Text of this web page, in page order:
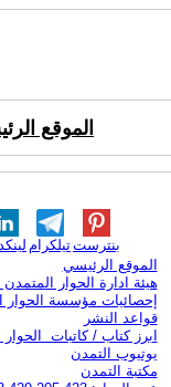
الموقع
تيلكرامبنترست
الموقع الرئيسي
هيئة ادارة الحوار المتمدن
إحصائيات مؤسسة الحوار
قواعد النشر
ابرز كتاب / كاتبات
يوتيوب التمدن
مكتبة التمدن